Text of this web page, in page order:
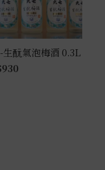
生酛氣泡梅酒 0.3L
930